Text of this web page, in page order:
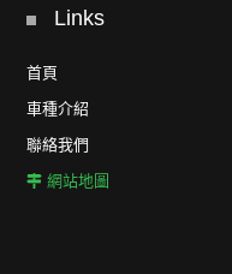
Links
首頁
車種介紹
聯絡我們
網站地圖